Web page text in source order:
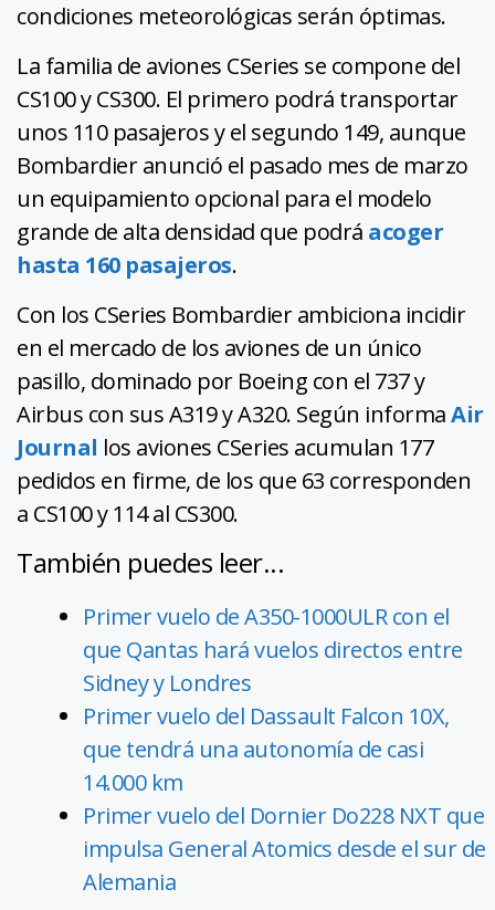
condiciones meteorológicas serán óptimas.
La familia de aviones CSeries se compone del
CS100 y CS300. El primero podrá transportar
unos 110 pasajeros y el segundo 149, aunque
Bombardier anunció el pasado mes de marzo
un equipamiento opcional para el modelo
grande de alta densidad que podrá acoger
hasta 160 pasajeros.
Con los CSeries Bombardier ambiciona incidir
en el mercado de los aviones de un único
pasillo, dominado por Boeing con el 737 y
Airbus con sus A319 y A320. Según informaAir
Journal los aviones CSeries acumulan 177
pedidos en firme, de los que 63 corresponden
a CS100 y 114 al CS300.
También puedes leer...
Primer vuelo de A350-1000ULR con el
que Qantas hará vuelos directos entre
Sidney y Londres
Primer vuelo del Dassault Falcon 10X,
que tendrá una autonomía de casi
14.000 km
Primer vuelo del Dornier Do228 NXT que
impulsa General Atomics desde el sur de
Alemania